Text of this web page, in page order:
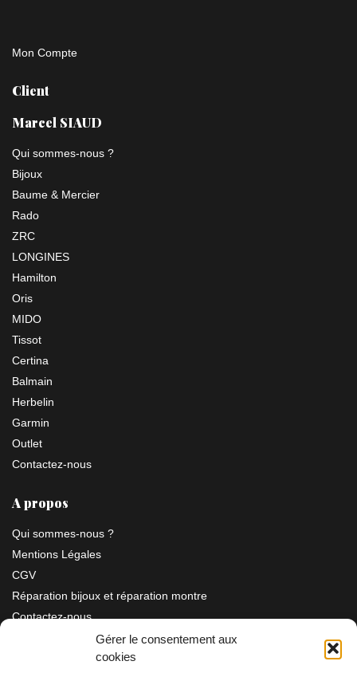
Gérer le consentement aux
cookies
Mon Compte
Client
Marcel SIAUD
Qui sommes-nous ?
Bijoux
Baume & Mercier
Rado
ZRC
LONGINES
Hamilton
Oris
MIDO
Tissot
Certina
Balmain
Herbelin
Garmin
Outlet
Contactez-nous
A propos
Qui sommes-nous ?
Mentions Légales
CGV
Réparation bijoux et réparation montre
Contactez-nous